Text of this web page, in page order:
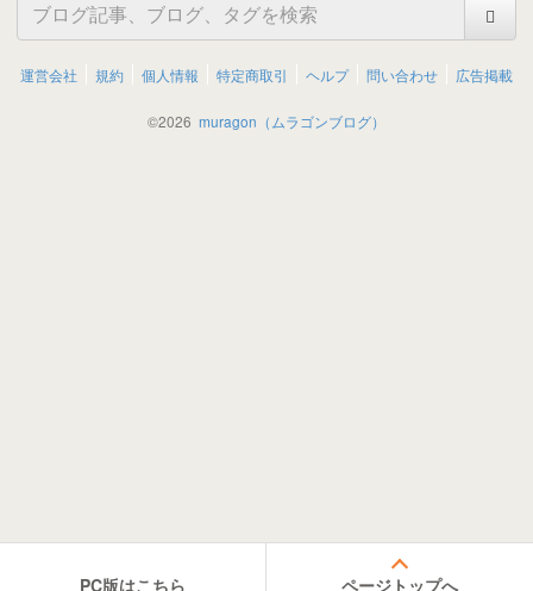
運営会社 規約 個人情報 特定商取引 ヘルプ 問い合わせ 広告掲載
©2026 muragon（ムラゴンブログ）
PC版はこちら ページトップへ